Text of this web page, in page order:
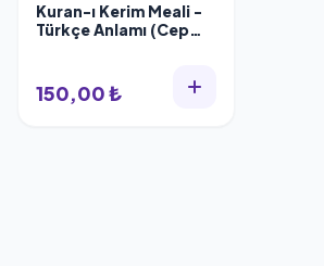
Kuran-ı Kerim Meali -
Türkçe Anlamı (Cep
150,00 ₺